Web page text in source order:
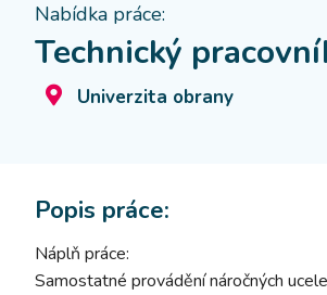
Nabídka práce:
Technický
Univerzita obrany
Popis práce:
Náplň práce:
Samostatné provádění náročných